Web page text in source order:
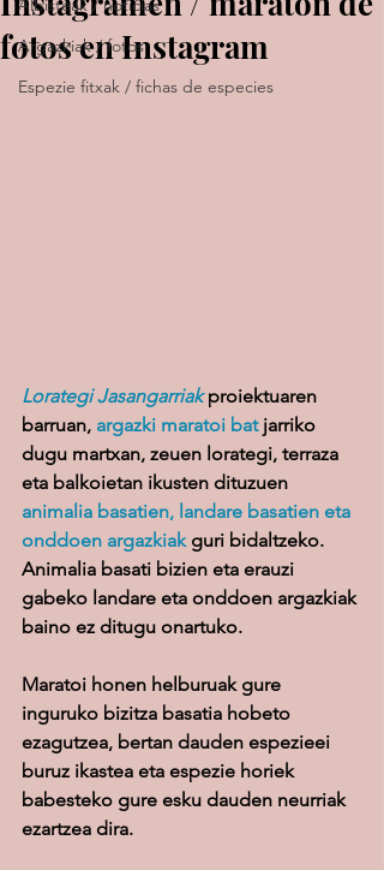
Albisteak / noticias
Argazkiak / fotos
Espezie fitxak / fichas de especies
fotos en Instagram
Lorategi Jasangarriak proiektuaren
barruan, argazki maratoi bat jarriko
dugu martxan, zeuen lorategi, terraza
eta balkoietan ikusten dituzuen
animalia basatien, landare basatien eta
onddoen argazkiak guri bidaltzeko.
Animalia basati bizien eta erauzi
gabeko landare eta onddoen argazkiak
baino ez ditugu onartuko.
Maratoi honen helburuak gure
inguruko bizitza basatia hobeto
ezagutzea, bertan dauden espezieei
buruz ikastea eta espezie horiek
babesteko gure esku dauden neurriak
ezartzea dira.